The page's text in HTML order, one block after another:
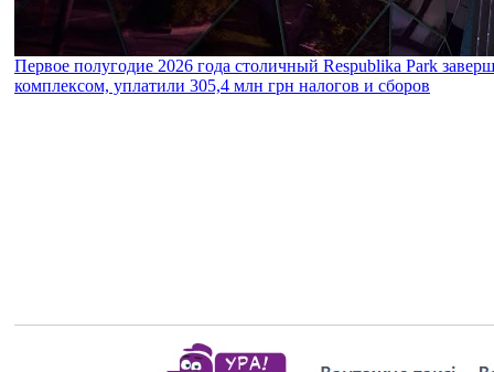
Первое полугодие 2026 года столичный Respublika Park
комплексом, уплатили 305,4 млн грн налогов и сборов